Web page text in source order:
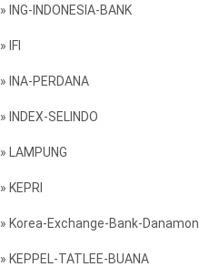
» ING-INDONESIA-BANK
» IFI
» INA-PERDANA
» INDEX-SELINDO
» LAMPUNG
» KEPRI
» Korea-Exchange-Bank-Danamon
» KEPPEL-TATLEE-BUANA